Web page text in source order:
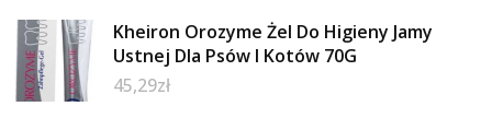
Kheiron Orozyme Żel Do Higieny Jamy
Ustnej Dla Psów I Kotów 70G
45,29zł